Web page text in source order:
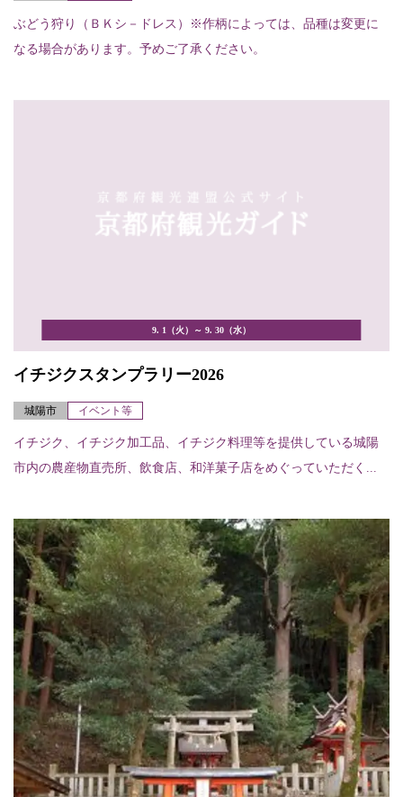
ぶどう狩り（ＢＫシ－ドレス）※作柄によっては、品種は変更に
なる場合があります。予めご了承ください。
9. 1（火）～ 9. 30（水）
イチジクスタンプラリー2026
城陽市 イベント等
イチジク、イチジク加工品、イチジク料理等を提供している城陽
市内の農産物直売所、飲食店、和洋菓子店をめぐっていただく...